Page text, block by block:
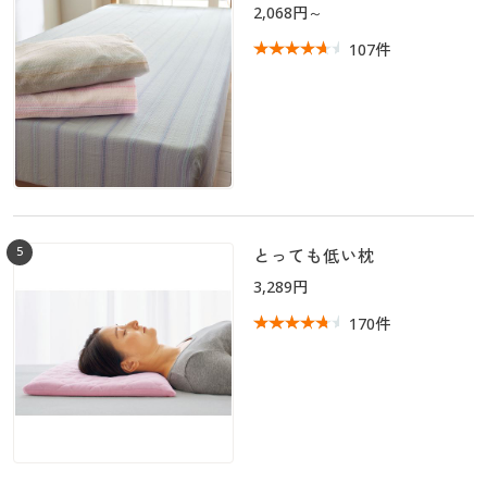
2,068円～
107件
5 とっても低い枕
3,289円
170件